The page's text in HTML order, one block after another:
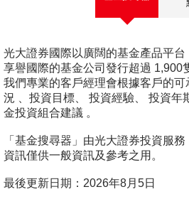
人壽保險及投資相連壽險計劃
強積金
一般保險
互惠基金
產品
技術支援
下載
光大證券國際以廣闊的基金產品平
享譽國際的基金公司發行超過 1,900
我們專業的客戶經理會根據客戶的
況 、投資目標、 投資經驗、 投資年
金投資組合建議 。
「基金搜尋器」由光大證券投資服
資訊僅供一般資訊及參考之用。
最後更新日期： 2026年8月5日